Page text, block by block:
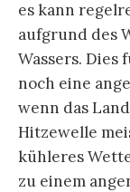
es kann
aufgrund des
Wassers. Dies
noch eine
wenn das
Hitzewelle
kühleres
zu einem